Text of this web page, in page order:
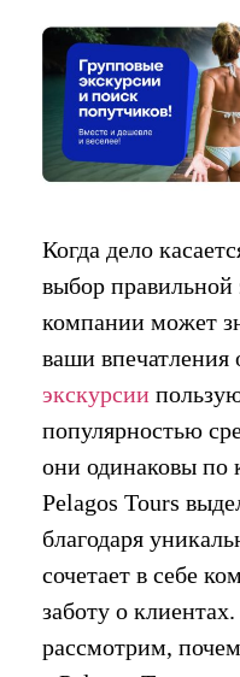
Когда дело
выбор правильной
компании может
ваши впечатления
экскурсии
популярностью
они одинаковы по
Pelagos Tours
благодаря
сочетает в себе
заботу о
рассмотрим,